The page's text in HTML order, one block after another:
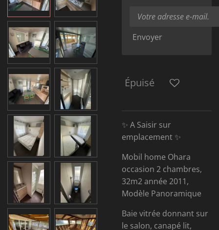
Envoyer
Épuisé
✨ A Saisir sur
emplacement ✨
Mobil home Ohara
occasion 2 chambres,
32m2 année 2011,
Modèle Panoramique
Baie vitrée donnant sur
le salon, canapé lit,